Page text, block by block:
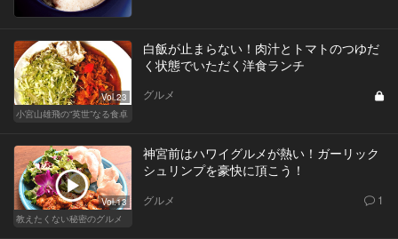
Vol.23
小宮山雄飛の“英世”なる食卓
白飯が止まらない！肉汁とトマトのつゆだ
く状態でいただく洋食ランチ
グルメ
Vol.13
教えたくない秘密のグルメ
神宮前はハワイグルメが熱い！ガーリック
シュリンプを豪快に頂こう！
グルメ 1